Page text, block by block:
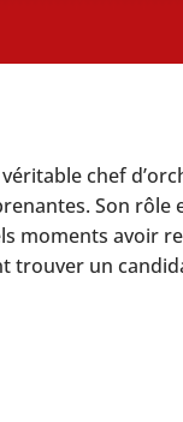
chef
Son
moments avoir
un